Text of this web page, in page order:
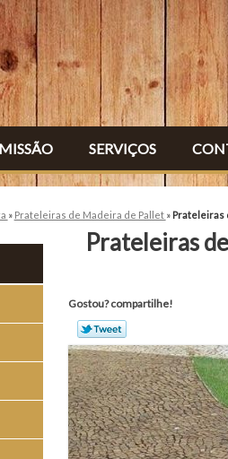
MISSÃO SERVIÇOS
» Prateleiras de Madeira de Pallet » Prateleiras
Prateleiras
Gostou? compartilhe!